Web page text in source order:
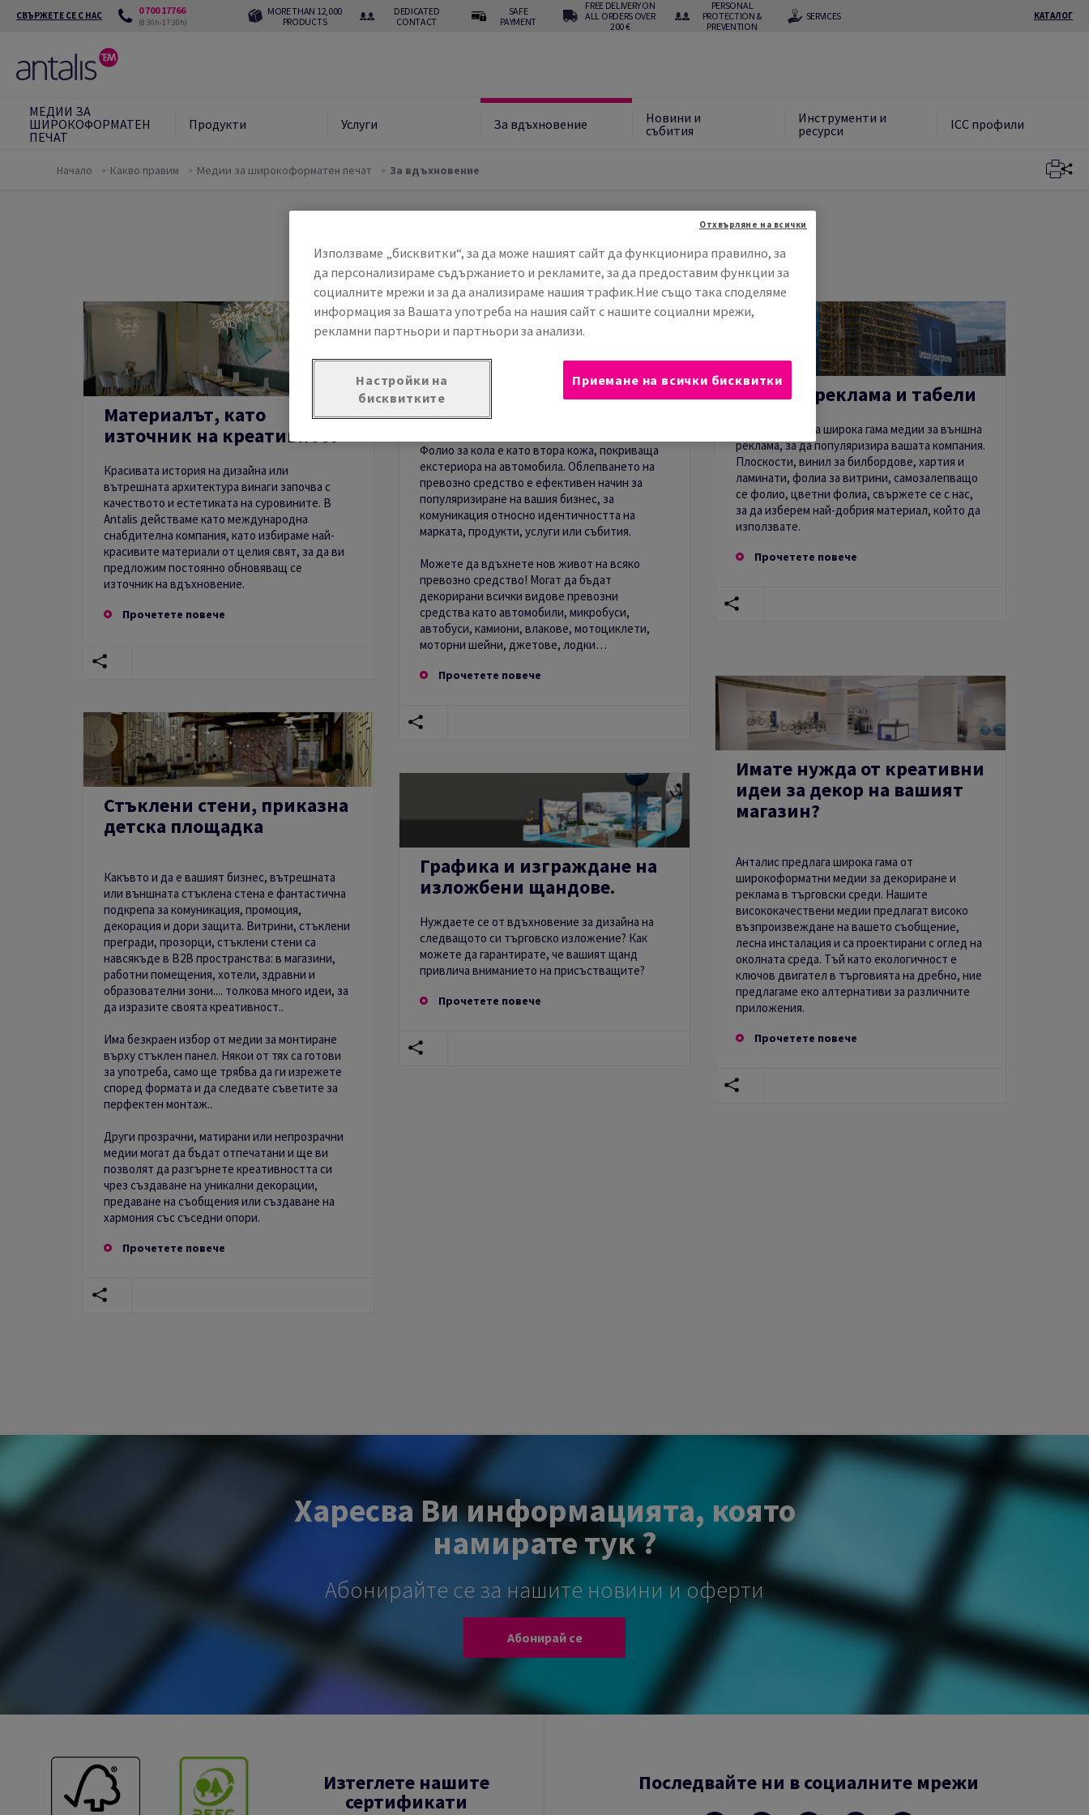
СВЪРЖЕТЕ СЕ С НАС 0 700 17766
(8:30h-17:30h)
MORE THAN 12,000
PRODUCTS
DEDICATED
CONTACT
SAFE
PAYMENT
FREE DELIVERY ON
ALL ORDERS OVER
200 €
PERSONAL
PROTECTION &
PREVENTION
SERVICES КАТАЛОГ
МЕДИИ ЗА
ШИРОКОФОРМАТЕН
ПЕЧАТ
Продукти Услуги За вдъхновение
Новини и
събития
Инструменти и
ресурси
ICC профили
Начало Какво правим Медии за широкоформатен печат За вдъхновение
За вдъхновение
Материалът, като
източник на креативност
Красивата история на дизайна или
вътрешната архитектура винаги започва с
качеството и естетиката на суровините. В
Antalis действаме като международна
снабдителна компания, като избираме най-
красивите материали от целия свят, за да ви
предложим постоянно обновяващ се
източник на вдъхновение.
Прочетете повече
Изразете себе си чрез
автомобилна графика
Фолио за кола е като втора кожа, покриваща
екстериора на автомобила. Облепването на
превозно средство е ефективен начин за
популяризиране на вашия бизнес, за
комуникация относно идентичността на
марката, продукти, услуги или събития.
Можете да вдъхнете нов живот на всяко
превозно средство! Могат да бъдат
декорирани всички видове превозни
средства като автомобили, микробуси,
автобуси, камиони, влакове, мотоциклети,
моторни шейни, джетове, лодки…
Прочетете повече
Външна реклама и табели
Анталис подбра широка гама медии за външна
реклама, за да популяризира вашата компания.
Плоскости, винил за билбордове, хартия и
ламинати, фолиа за витрини, самозалепващо
се фолио, цветни фолиа, свържете се с нас,
за да изберем най-добрия материал, който да
използвате.
Прочетете повече
Имате нужда от креативни
идеи за декор на вашият
магазин?
Aнталис предлага широка гама от
широкоформатни медии за декориране и
реклама в търговски среди. Нашите
висококачествени медии предлагат високо
възпроизвеждане на вашето съобщение,
лесна инсталация и са проектирани с оглед на
околната среда. Тъй като екологичност е
ключов двигател в търговията на дребно, ние
предлагаме еко алтернативи за различните
приложения.
Прочетете повече
Стъклени стени, приказна
детска площадка
Какъвто и да е вашият бизнес, вътрешната
или външната стъклена стена е фантастична
подкрепа за комуникация, промоция,
декорация и дори защита. Витрини, стъклени
прегради, прозорци, стъклени стени са
навсякъде в B2B пространства: в магазини,
работни помещения, хотели, здравни и
образователни зони.... толкова много идеи, за
да изразите своята креативност..
Има безкраен избор от медии за монтиране
върху стъклен панел. Някои от тях са готови
за употреба, само ще трябва да ги изрежете
според формата и да следвате съветите за
перфектен монтаж..
Други прозрачни, матирани или непрозрачни
медии могат да бъдат отпечатани и ще ви
позволят да разгърнете креативността си
чрез създаване на уникални декорации,
предаване на съобщения или създаване на
хармония със съседни опори.
Прочетете повече
Графика и изграждане на
изложбени щандове.
Нуждаете се от вдъхновение за дизайна на
следващото си търговско изложение? Как
можете да гарантирате, че вашият щанд
привлича вниманието на присъстващите?
Прочетете повече
Харесва Ви информацията, която
намирате тук ?
Абонирайте се за нашите новини и оферти
Абонирай се
Изтеглете нашите
сертификати
Последвайте ни в социалните мрежи
Използваме „бисквитки“, за да може нашият сайт да функционира правилно, за
да персонализираме съдържанието и рекламите, за да предоставим функции за
социалните мрежи и за да анализираме нашия трафик.Ние също така споделяме
информация за Вашата употреба на нашия сайт с нашите социални мрежи,
рекламни партньори и партньори за анализи.
Настройки на
бисквитките
Отхвърляне на всички
Приемане на всички бисквитки